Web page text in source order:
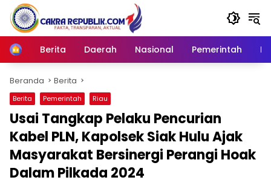
Langsung
konten
Home
Berita Daerah Nasional Pemerintah
Beranda Berita
Berita Pemerintah Riau
Usai Tangkap Pelaku Pencurian
Kabel PLN, Kapolsek Siak Hulu Ajak
Masyarakat Bersinergi Perangi Hoak
Dalam Pilkada 2024